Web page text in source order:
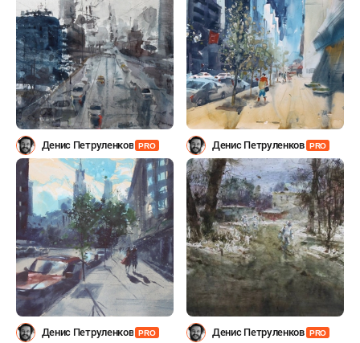
Денис Петруленков PRO Денис Петруленков PRO
Денис Петруленков PRO Денис Петруленков PRO